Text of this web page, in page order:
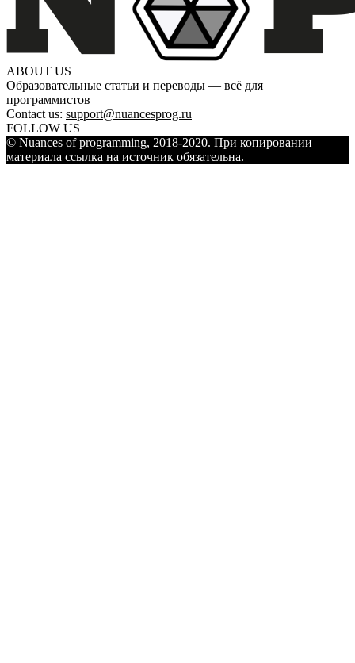
ABOUT US
Образовательные статьи и переводы — всё для
программистов
Contact us: support@nuancesprog.ru
FOLLOW US
© Nuances of programming, 2018-2020. При копировании
материала ссылка на источник обязательна.